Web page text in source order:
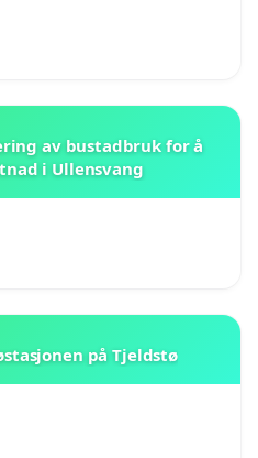
av bustadbruk for å
i Ullensvang
på Tjeldstø